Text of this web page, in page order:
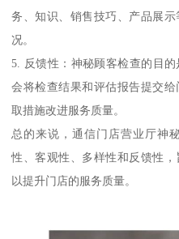
务、知识、销售技巧、产品展
况。
5. 反馈性：神秘顾客检查的目
会将检查结果和评估报告提交
取措施改进服务质量。
总的来说，通信门店营业厅神
性、客观性、多样性和反馈性
以提升门店的服务质量。